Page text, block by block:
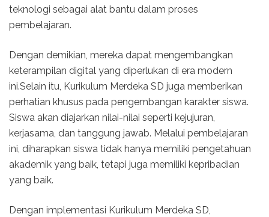
teknologi sebagai alat bantu dalam proses
pembelajaran.
Dengan demikian, mereka dapat mengembangkan
keterampilan digital yang diperlukan di era modern
ini.Selain itu, Kurikulum Merdeka SD juga memberikan
perhatian khusus pada pengembangan karakter siswa.
Siswa akan diajarkan nilai-nilai seperti kejujuran,
kerjasama, dan tanggung jawab. Melalui pembelajaran
ini, diharapkan siswa tidak hanya memiliki pengetahuan
akademik yang baik, tetapi juga memiliki kepribadian
yang baik.
Dengan implementasi Kurikulum Merdeka SD,